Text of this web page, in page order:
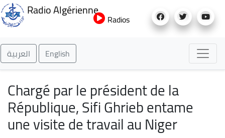
au
Radio Algérienne
Radios
العربية English
Chargé par le président de la
République, Sifi Ghrieb entame
une visite de travail au Niger